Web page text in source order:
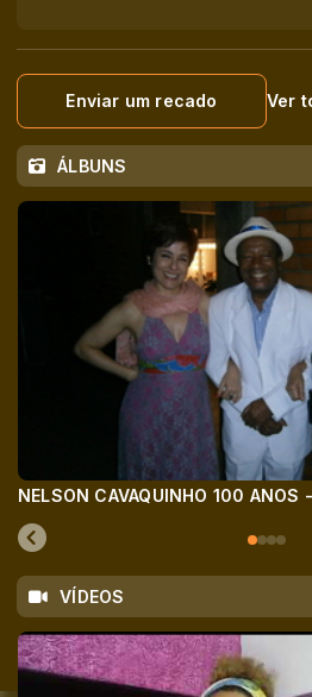
Enviar um recado Ver
ÁLBUNS
NELSON CAVAQUINHO 100 ANOS
VÍDEOS